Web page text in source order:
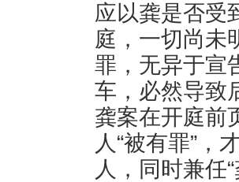
应以龚是否受
庭，一切尚未
罪，无异于宣
车，必然导致
龚案在开庭前
人“被有罪”，
人，同时兼任